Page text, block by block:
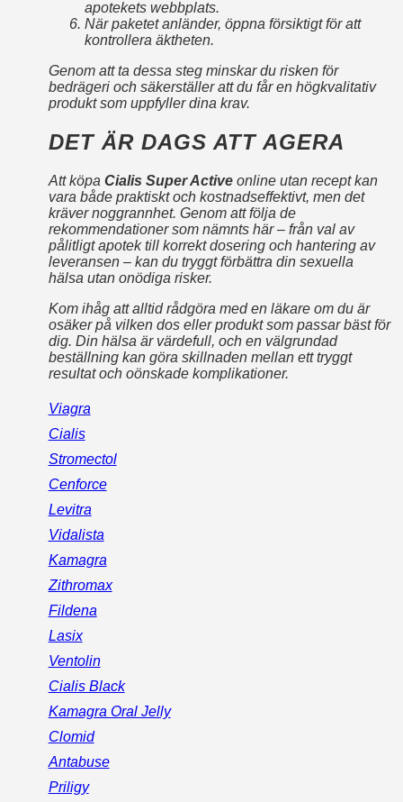
apotekets webbplats.
När paketet anländer, öppna försiktigt för att
kontrollera äktheten.
Genom att ta dessa steg minskar du risken för
bedrägeri och säkerställer att du får en högkvalitativ
produkt som uppfyller dina krav.
DET ÄR DAGS ATT AGERA
Att köpa Cialis Super Activeonline utan recept kan
vara både praktiskt och kostnadseffektivt, men det
kräver noggrannhet. Genom att följa de
rekommendationer som nämnts här – från val av
pålitligt apotek till korrekt dosering och hantering av
leveransen – kan du tryggt förbättra din sexuella
hälsa utan onödiga risker.
Kom ihåg att alltid rådgöra med en läkare om du är
osäker på vilken dos eller produkt som passar bäst för
dig. Din hälsa är värdefull, och en välgrundad
beställning kan göra skillnaden mellan ett tryggt
resultat och oönskade komplikationer.
Viagra
Cialis
Stromectol
Cenforce
Levitra
Vidalista
Kamagra
Zithromax
Fildena
Lasix
Ventolin
Cialis Black
Kamagra Oral Jelly
Clomid
Antabuse
Priligy